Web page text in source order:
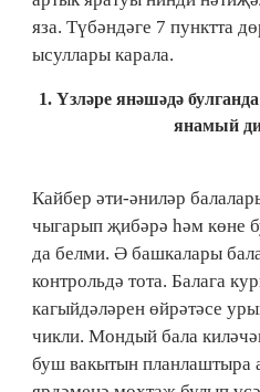
яза. Түбәндәге 7 пунктта
ысуллары карала.
1.​ Үзләре янәшәдә
янамый
Кайбер әти-әниләр
чыгарып җибәрә һәм көне
да белми. Ә башкалары
контрольдә тота. Балага
кагыйдәләрен өйрәтәсе
чикли. Мондый бала
буш вакытын планлаштыра